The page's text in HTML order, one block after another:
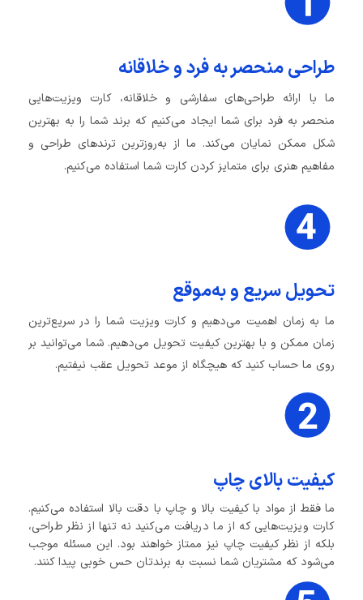
طراحی منحصر به فرد و خلاقانه
ما با ارائه طراحی‌های سفارشی و خلاقانه، کارت ویزیت‌هایی
منحصر به فرد برای شما ایجاد می‌کنیم که برند شما را به بهترین
شکل ممکن نمایان می‌کند. ما از به‌روزترین ترندهای طراحی و
مفاهیم هنری برای متمایز کردن کارت شما استفاده می‌کنیم.
تحویل سریع و به‌موقع
ما به زمان اهمیت می‌دهیم و کارت ویزیت شما را در سریع‌ترین
زمان ممکن و با بهترین کیفیت تحویل می‌دهیم. شما می‌توانید بر
روی ما حساب کنید که هیچگاه از موعد تحویل عقب نیفتیم.
کیفیت بالای چاپ
ما فقط از مواد با کیفیت بالا و چاپ با دقت بالا استفاده می‌کنیم.
کارت ویزیت‌هایی که از ما دریافت می‌کنید نه تنها از نظر طراحی،
بلکه از نظر کیفیت چاپ نیز ممتاز خواهند بود. این مسئله موجب
می‌شود که مشتریان شما نسبت به برندتان حس خوبی پیدا کنند.